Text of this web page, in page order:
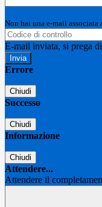
Non hai una e-mail
E-mail inviata, si prega
Errore
Chiudi
Successo
Chiudi
Informazione
Chiudi
Attendere...
Attendere il